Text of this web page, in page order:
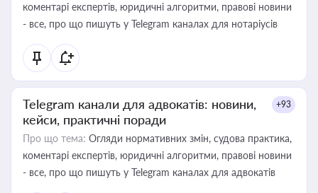
коментарі експертів, юридичні алгоритми, правові новини
- все, про що пишуть у Telegram каналах для нотаріусів
Telegram канали для адвокатів: новини,
кейси, практичні поради
+93
Про що тема: Огляди нормативних змін, судова практика,
коментарі експертів, юридичні алгоритми, правові новини
- все, про що пишуть у Telegram каналах для адвокатів